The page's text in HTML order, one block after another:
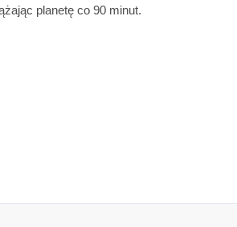
planetę co 90 minut.